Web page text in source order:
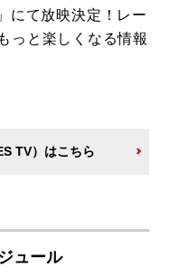
にて放映決定！レー
っと楽しくなる情報
TV）はこちら
ュール